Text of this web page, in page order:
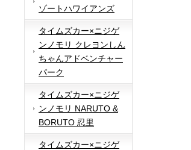
ゾートハワイアンズ
タイムズカー×ニジゲ
ンノモリ クレヨンしん
ちゃんアドベンチャー
パーク
タイムズカー×ニジゲ
ンノモリ NARUTO &
BORUTO 忍里
タイムズカー×ニジゲ